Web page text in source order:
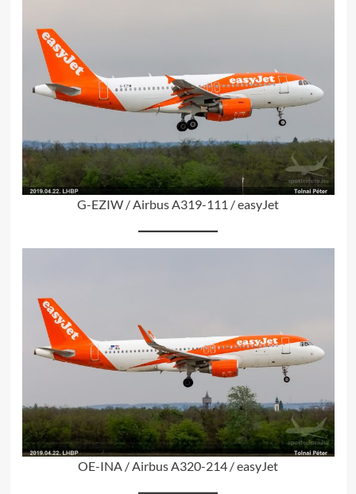
G-EZIW / Airbus A319-111 / easyJet
OE-INA / Airbus A320-214 / easyJet